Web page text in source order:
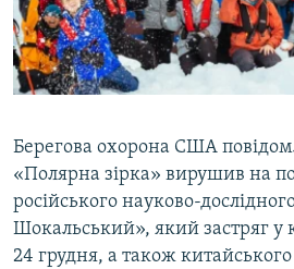
СВІДЧЕННЯ ОКУПАЦІЇ
УКРАЇНСЬКА ПРОБЛЕМА КРИМУ
ІНФОГРАФІКА
Qırımtatar
ДОЛУЧАЙСЯ!
Усі сайти RFE/RL
Берегова охорона США
«Полярна зірка» вирушив на
російського науково-
Шокальський», який застряг у
24 грудня, а також китайського